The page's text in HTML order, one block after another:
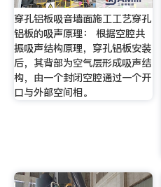
穿孔铝板吸音墙面施工工艺穿孔
铝板的吸声原理： 根据空腔共
振吸声结构原理，穿孔铝板安装
后，其背部为空气层形成吸声结
构，由一个封闭空腔通过一个开
口与外部空间相。